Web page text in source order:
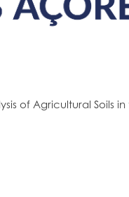
of Agricultural Soils